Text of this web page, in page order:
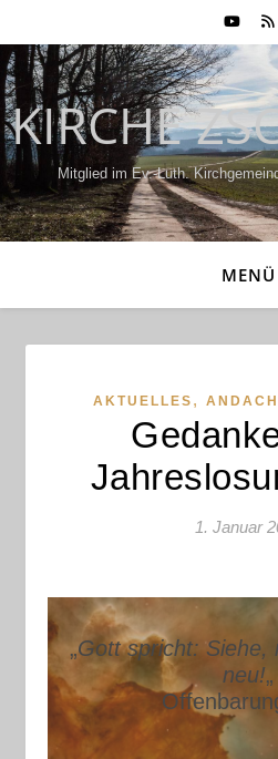
KIRCHE
Mitglied im Ev.-Luth.
MENÜ
AKTUELLES ,
1. Januar
„Gott spricht: Siehe,
neu!„